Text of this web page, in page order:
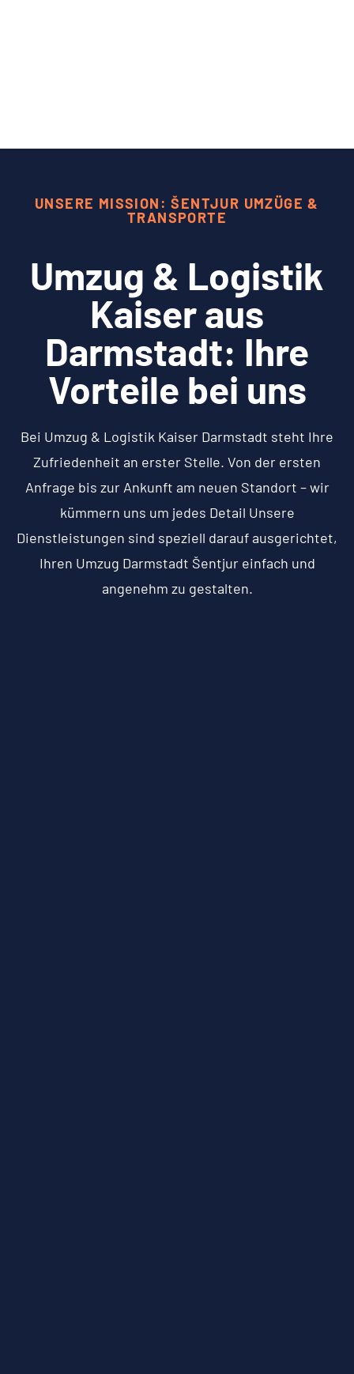
UNSERE MISSION: ŠENTJUR UMZÜGE &
TRANSPORTE
Umzug & Logistik
Kaiser aus
Darmstadt: Ihre
Vorteile bei uns
Bei Umzug & Logistik Kaiser Darmstadt steht Ihre
Zufriedenheit an erster Stelle. Von der ersten
Anfrage bis zur Ankunft am neuen Standort – wir
kümmern uns um jedes Detail Unsere
Dienstleistungen sind speziell darauf ausgerichtet,
Ihren Umzug Darmstadt Šentjur einfach und
angenehm zu gestalten.